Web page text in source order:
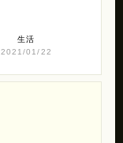
生活
2021/01/22